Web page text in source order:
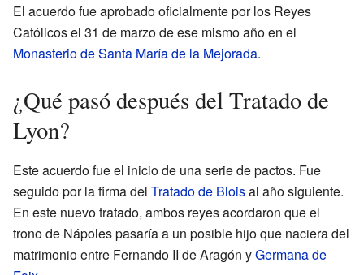
El acuerdo fue aprobado oficialmente por los Reyes
Católicos el 31 de marzo de ese mismo año en el
Monasterio de Santa María de la Mejorada.
¿Qué pasó después del Tratado de
Lyon?
Este acuerdo fue el inicio de una serie de pactos. Fue
seguido por la firma del Tratado de Bloisal año siguiente.
En este nuevo tratado, ambos reyes acordaron que el
trono de Nápoles pasaría a un posible hijo que naciera del
matrimonio entre Fernando II de Aragón yGermana de